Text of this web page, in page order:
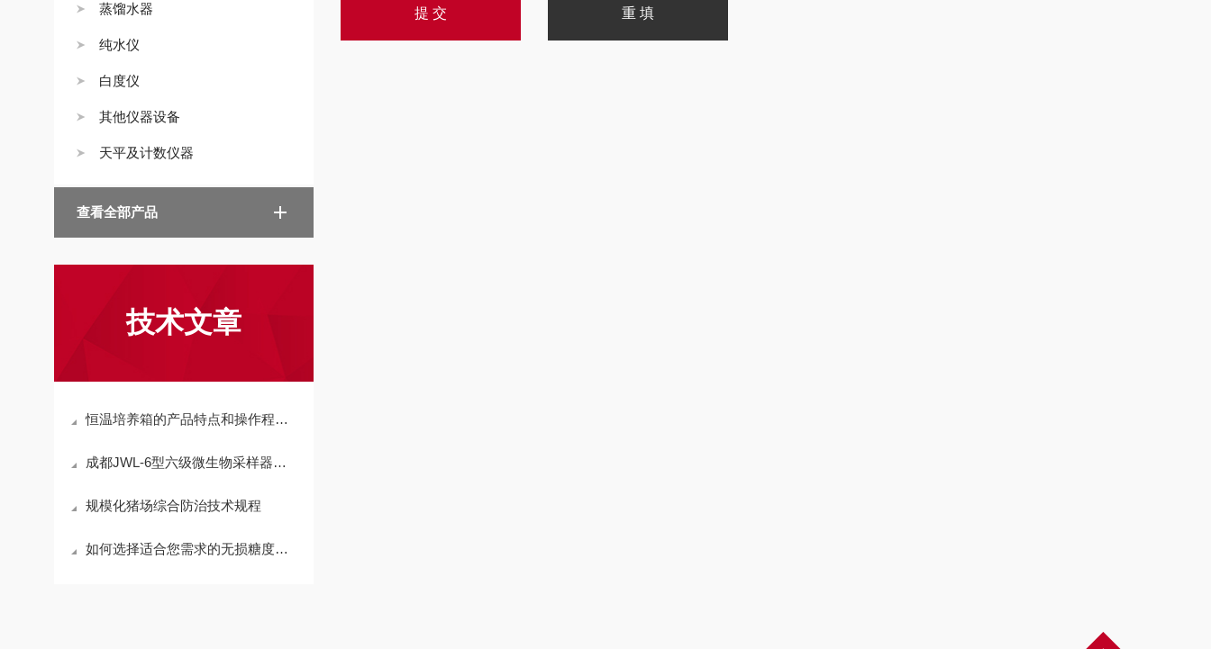
蒸馏水器
纯水仪
白度仪
其他仪器设备
天平及计数仪器
查看全部产品
技术文章
恒温培养箱的产品特点和操作程序说明
成都JWL-6型六级微生物采样器选型参考
规模化猪场综合防治技术规程
如何选择适合您需求的无损糖度计？